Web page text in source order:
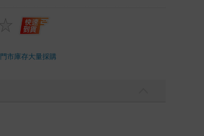
門市庫存大量採購